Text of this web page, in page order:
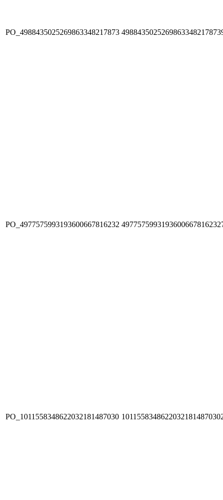
PO_4988435025269863348217873
PO_4977575993193600667816232
PO_1011558348622032181487030